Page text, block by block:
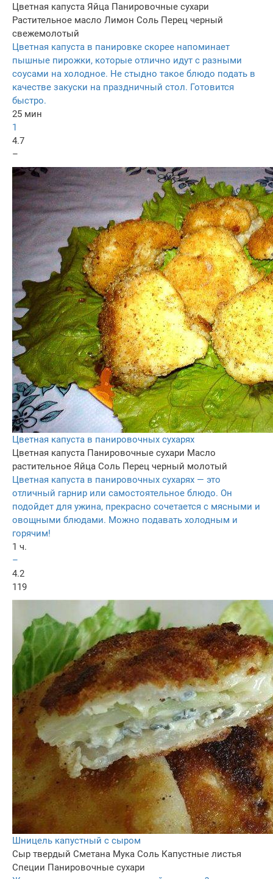
Цветная капуста Яйца Панировочные сухари
Растительное масло Лимон Соль Перец черный
свежемолотый
Цветная капуста в панировке скорее напоминает
пышные пирожки, которые отлично идут с разными
соусами на холодное. Не стыдно такое блюдо подать в
качестве закуски на праздничный стол. Готовится
быстро.
25 мин
1
4.7
–
Цветная капуста в панировочных сухарях
Цветная капуста Панировочные сухари Масло
растительное Яйца Соль Перец черный молотый
Цветная капуста в панировочных сухарях — это
отличный гарнир или самостоятельное блюдо. Он
подойдет для ужина, прекрасно сочетается с мясными и
овощными блюдами. Можно подавать холодным и
горячим!
1 ч.
–
4.2
119
Шницель капустный с сыром
Сыр твердый Сметана Мука Соль Капустные листья
Специи Панировочные сухари